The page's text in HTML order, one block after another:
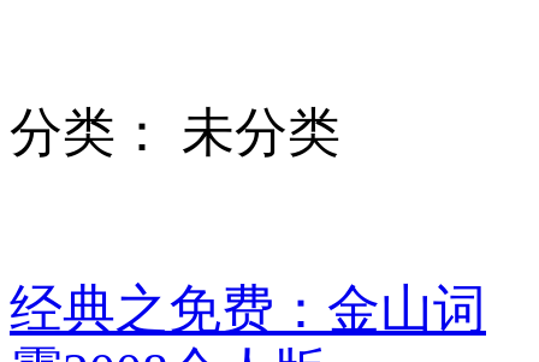
分类： 未分类
经典之免费：金山词